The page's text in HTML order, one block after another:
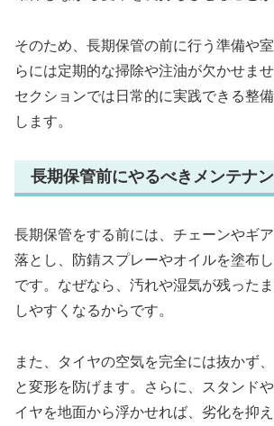
そのため、長期保管の前に行う準備や
らには定期的な掃除や注油が欠かせま
セクションでは日常的に実践できる整
します。
長期保管前にやるべきメンテナ
長期保管をする前には、チェーンやギ
落とし、防錆スプレーやオイルを塗布
です。なぜなら、汚れや湿気が残った
しやすくなるからです。
また、タイヤの空気を完全には抜かず
と変形を防げます。さらに、スタンド
イヤを地面から浮かせれば、劣化を抑